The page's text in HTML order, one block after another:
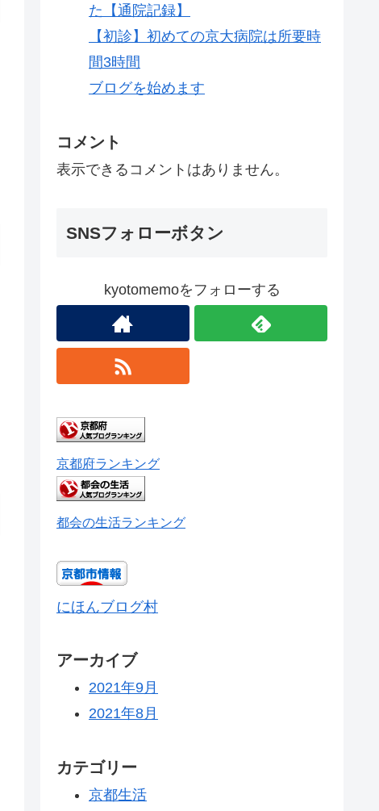
た【通院記録】
【初診】初めての京大病院は所要時
間3時間
ブログを始めます
コメント
表示できるコメントはありません。
SNSフォローボタン
kyotomemoをフォローする
京都府ランキング
都会の生活ランキング
にほんブログ村
アーカイブ
2021年9月
2021年8月
カテゴリー
京都生活